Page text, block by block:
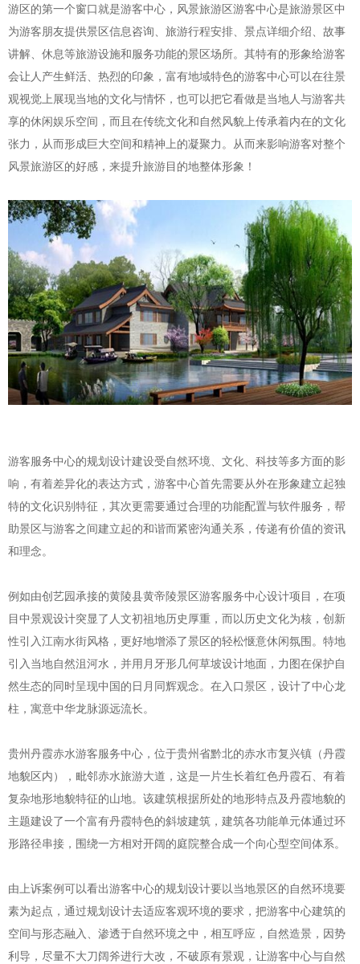
游区的第一个窗口就是游客中心，风景旅游区游客中心是旅游景区中
为游客朋友提供景区信息咨询、旅游行程安排、景点详细介绍、故事
讲解、休息等旅游设施和服务功能的景区场所。其特有的形象给游客
会让人产生鲜活、热烈的印象，富有地域特色的游客中心可以在往景
观视觉上展现当地的文化与情怀，也可以把它看做是当地人与游客共
享的休闲娱乐空间，而且在传统文化和自然风貌上传承着内在的文化
张力，从而形成巨大空间和精神上的凝聚力。从而来影响游客对整个
风景旅游区的好感，来提升旅游目的地整体形象！
游客服务中心的规划设计建设受自然环境、文化、科技等多方面的影
响，有着差异化的表达方式，游客中心首先需要从外在形象建立起独
特的文化识别特征，其次更需要通过合理的功能配置与软件服务，帮
助景区与游客之间建立起的和谐而紧密沟通关系，传递有价值的资讯
和理念。
例如由创艺园承接的黄陵县黄帝陵景区游客服务中心设计项目，在项
目中景观设计突显了人文初祖地历史厚重，而以历史文化为核，创新
性引入江南水街风格，更好地增添了景区的轻松惬意休闲氛围。特地
引入当地自然沮河水，并用月牙形几何草坡设计地面，力图在保护自
然生态的同时呈现中国的日月同辉观念。在入口景区，设计了中心龙
柱，寓意中华龙脉源远流长。
贵州丹霞赤水游客服务中心，位于贵州省黔北的赤水市复兴镇（丹霞
地貌区内），毗邻赤水旅游大道，这是一片生长着红色丹霞石、有着
复杂地形地貌特征的山地。该建筑根据所处的地形特点及丹霞地貌的
主题建设了一个富有丹霞特色的斜坡建筑，建筑各功能单元体通过环
形路径串接，围绕一方相对开阔的庭院整合成一个向心型空间体系。
由上诉案例可以看出游客中心的规划设计要以当地景区的自然环境要
素为起点，通过规划设计去适应客观环境的要求，把游客中心建筑的
空间与形态融入、渗透于自然环境之中，相互呼应，自然造景，因势
利导，尽量不大刀阔斧进行大改，不破原有景观，让游客中心与自然